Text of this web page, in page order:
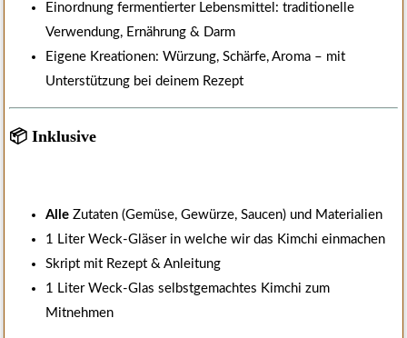
Einordnung fermentierter Lebensmittel: traditionelle
Verwendung, Ernährung & Darm
Eigene Kreationen: Würzung, Schärfe, Aroma – mit
Unterstützung bei deinem Rezept
📦 Inklusive
Alle Zutaten (Gemüse, Gewürze, Saucen) und Materialien
1 Liter Weck-Gläser in welche wir das Kimchi einmachen
Skript mit Rezept & Anleitung
1 Liter Weck-Glas selbstgemachtes Kimchi zum
Mitnehmen